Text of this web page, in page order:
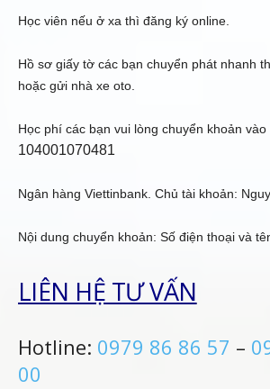
Học viên nếu ở xa thì đăng ký online.
Hồ sơ giấy tờ các bạn chuyển phát nhanh
hoặc gửi nhà xe oto.
Học phí các bạn vui lòng chuyển khoản vào
104001070481
Ngân hàng Viettinbank. Chủ tài khoản:
Nội dung chuyển khoản: Số điện thoại và
LIÊN HỆ TƯ VẤN
Hotline: 0979 86 86 57 –
00